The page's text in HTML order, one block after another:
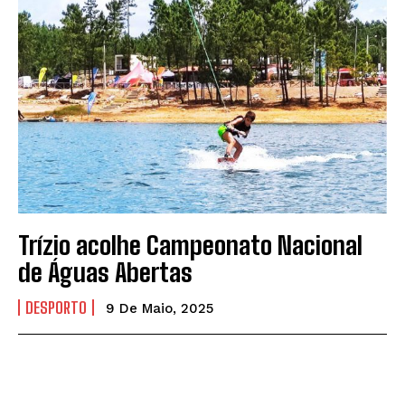
Trízio acolhe Campeonato Nacional
de Águas Abertas
DESPORTO 9 De Maio, 2025